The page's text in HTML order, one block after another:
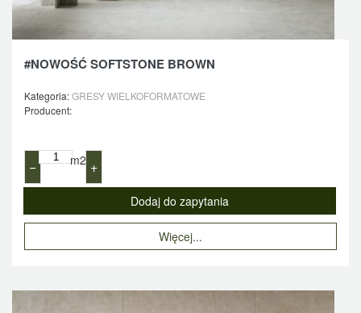
#NOWOŚĆ SOFTSTONE BROWN
Kategoria:GRESY WIELKOFORMATOWE
Producent:
− m2 +
Więcej...